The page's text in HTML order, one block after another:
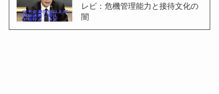
レビ：危機管理能力と接待文化の
闇